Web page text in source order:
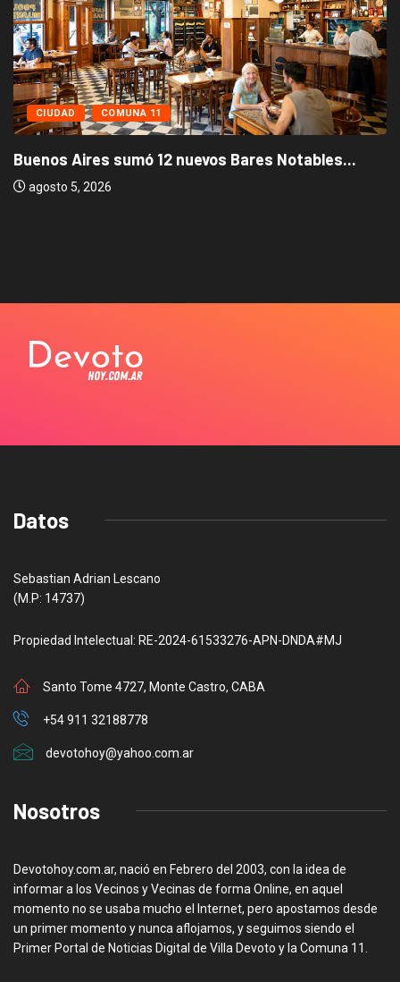
CIUDAD COMUNA 11
Buenos Aires sumó 12 nuevos Bares Notables...
agosto 5, 2026
Datos
Sebastian Adrian Lescano
(M.P: 14737)
Propiedad Intelectual: RE-2024-61533276-APN-DNDA#MJ
Santo Tome 4727, Monte Castro, CABA
+54 911 32188778
devotohoy@yahoo.com.ar
Nosotros
Devotohoy.com.ar, nació en Febrero del 2003, con la idea de
informar a los Vecinos y Vecinas de forma Online, en aquel
momento no se usaba mucho el Internet, pero apostamos desde
un primer momento y nunca aflojamos, y seguimos siendo el
Primer Portal de Noticias Digital de Villa Devoto y la Comuna 11.